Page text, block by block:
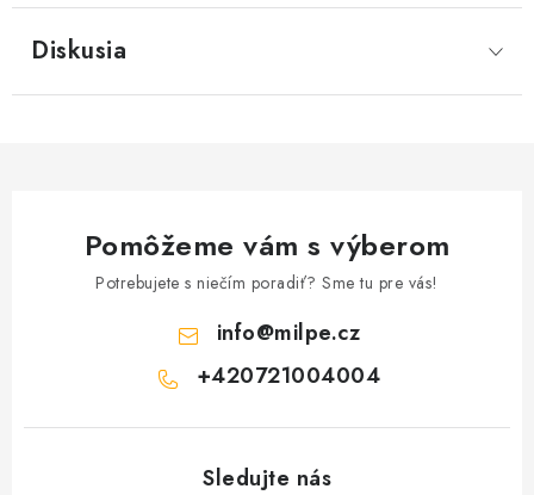
Diskusia
Pomôžeme vám s výberom
Potrebujete s niečím poradiť? Sme tu pre vás!
info@milpe.cz
+420721004004